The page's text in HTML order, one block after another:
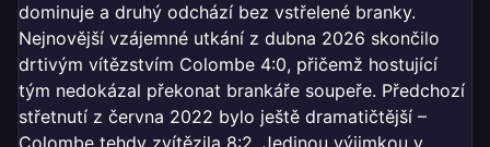
dominuje a druhý odchází bez vstřelené branky.
Nejnovější vzájemné utkání z dubna 2026 skončilo
drtivým vítězstvím Colombe 4:0, přičemž hostující
tým nedokázal překonat brankáře soupeře. Předchozí
střetnutí z června 2022 bylo ještě dramatičtější –